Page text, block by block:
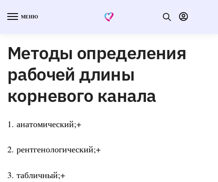
МЕНЮ
Методы определения
рабочей длины
корневого канала
1. анатомический;+
2. рентгенологический;+
3. табличный;+